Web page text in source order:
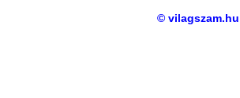
© vilagszam.hu